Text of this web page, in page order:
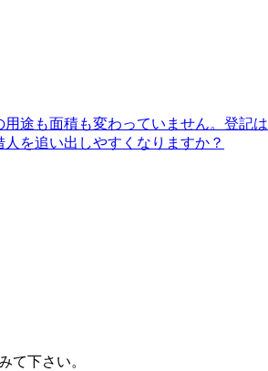
途も面積も変わっていません。登記
を追い出しやすくなりますか？
て下さい。